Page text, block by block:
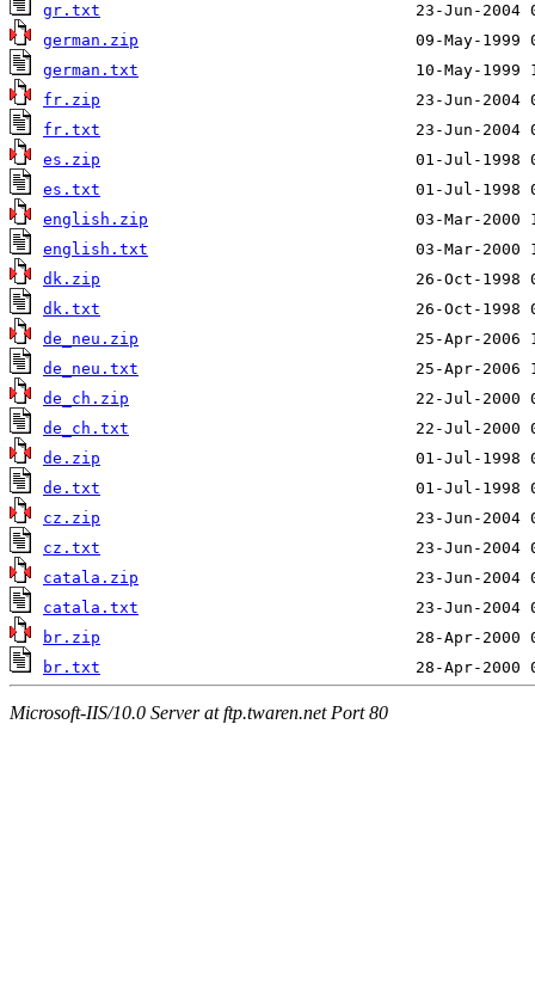
gr.txt
german.zip
german.txt
fr.zip
fr.txt
es.zip
es.txt
english.zip
english.txt
dk.zip
dk.txt
de_neu.zip
de_neu.txt
de_ch.zip
de_ch.txt
de.zip
de.txt
cz.zip
cz.txt
catala.zip
catala.txt
br.zip
br.txt
Microsoft-IIS/10.0 Server at ftp.twaren.net Port 80